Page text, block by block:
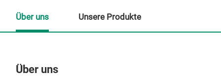
Über uns
Über uns Unsere Produkte